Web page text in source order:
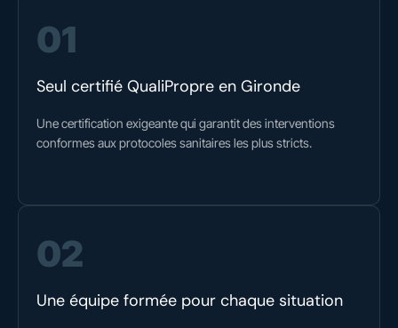
01
Seul certifié QualiPropre en Gironde
Une certification exigeante qui garantit des interventions
conformes aux protocoles sanitaires les plus stricts.
02
Une équipe formée pour chaque situation